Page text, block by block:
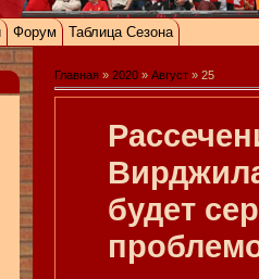
Форум Таблица Сезона
Главная » 2020 » Август » 25
будет